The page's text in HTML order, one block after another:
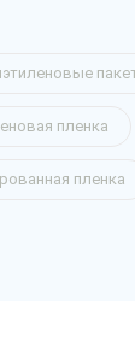
пленка
пленка